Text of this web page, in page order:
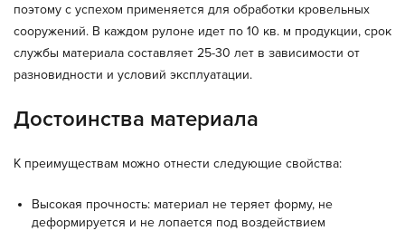
поэтому с успехом применяется для обработки кровельных
сооружений. В каждом рулоне идет по 10 кв. м продукции, срок
службы материала составляет 25-30 лет в зависимости от
разновидности и условий эксплуатации.
Достоинства материала
К преимуществам можно отнести следующие свойства:
Высокая прочность: материал не теряет форму, не
деформируется и не лопается под воздействием